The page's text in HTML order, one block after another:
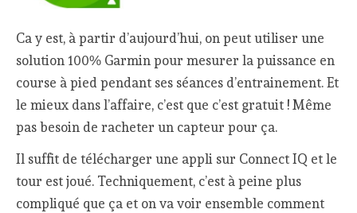
Ca y est, à partir d’aujourd’hui, on peut utiliser une
solution 100% Garmin pour mesurer la puissance en
course à pied pendant ses séances d’entrainement. Et
le mieux dans l’affaire, c’est que c’est gratuit ! Même
pas besoin de racheter un capteur pour ça.
Il suffit de télécharger une appli sur Connect IQ et le
tour est joué. Techniquement, c’est à peine plus
compliqué que ça et on va voir ensemble comment